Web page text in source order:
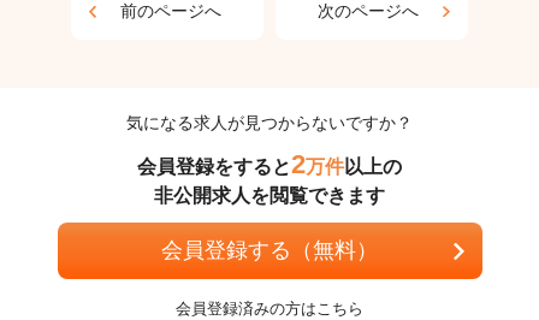
前のページへ 次のページへ
気になる求人が見つからないですか？
会員登録をすると2万件以上の
非公開求人を閲覧できます
会員登録する（無料）
会員登録済みの方はこちら